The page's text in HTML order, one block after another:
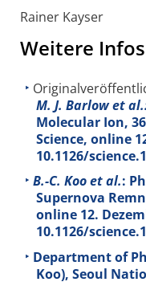
Rainer Kayser
Weitere Infos
M. J. Barlow et
Molecular Ion,
Science, online
10.1126/
B.-C. Koo et al.:
Supernova
online 12.
10.1126/
Department of
Koo), Seoul